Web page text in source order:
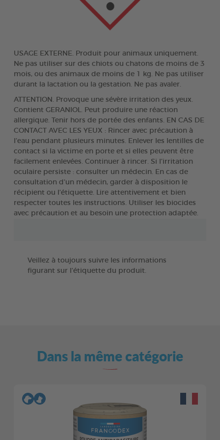
USAGE EXTERNE. Produit pour animaux uniquement.
Ne pas utiliser sur des chiots ou chatons de moins de 3
mois, ou des animaux de moins de 1 kg. Ne pas utiliser
durant la lactation ou la gestation. Ne pas avaler.
ATTENTION. Provoque une sévère irritation des yeux.
Contient GERANIOL. Peut produire une réaction
allergique. Tenir hors de portée des enfants. EN CAS DE
CONTACT AVEC LES YEUX : Rincer avec précaution à
l’eau pendant plusieurs minutes. Enlever les lentilles de
contact si la victime en porte et si elles peuvent être
facilement enlevées. Continuer à rincer. Si l’irritation
oculaire persiste : consulter un médecin. En cas de
consultation d’un médecin, garder à disposition le
récipient ou l’étiquette. Lire attentivement et bien
respecter toutes les instructions. Utiliser les biocides
avec précaution et au besoin une protection adaptée.
Veillez à toujours suivre les informations
figurant sur l’étiquette du produit.
Dans la même catégorie